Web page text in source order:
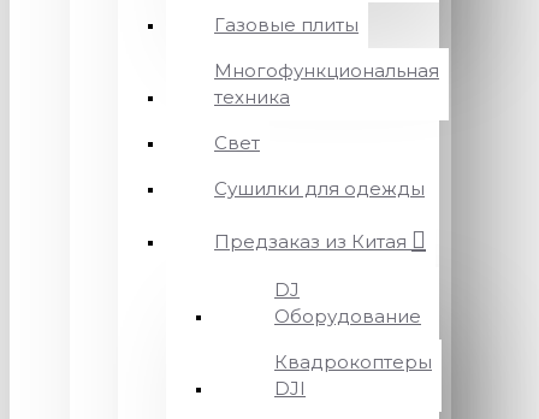
Газовые плиты
Многофункциональная
техника
Свет
Сушилки для одежды
Предзаказ из Китая
DJ
Оборудование
Квадрокоптеры
DJI